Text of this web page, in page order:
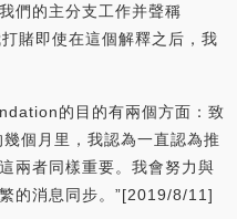
們的主分支工作并聲稱
賭即使在這個解釋之后，我
的目的有兩個方面：致
個月里，我認為一直認為推
兩者同樣重要。我會努力與
的消息同步。”[2019/8/11]